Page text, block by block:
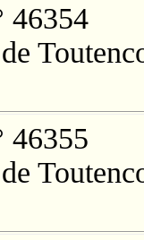
46354
46355